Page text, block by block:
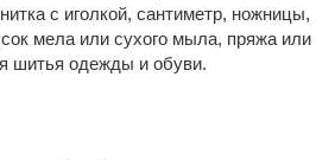
с иголкой, сантиметр, ножницы,
мела или сухого мыла, пряжа или
шитья одежды и обуви.